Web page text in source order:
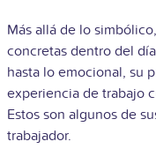
Más allá de lo
concretas dentro del
hasta lo emocional, su
experiencia de trabajo
Estos son algunos de
trabajador.